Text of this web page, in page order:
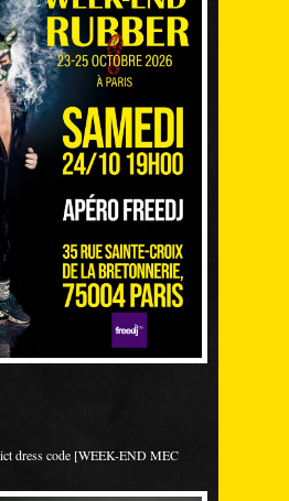
dress code [WEEK-END MEC